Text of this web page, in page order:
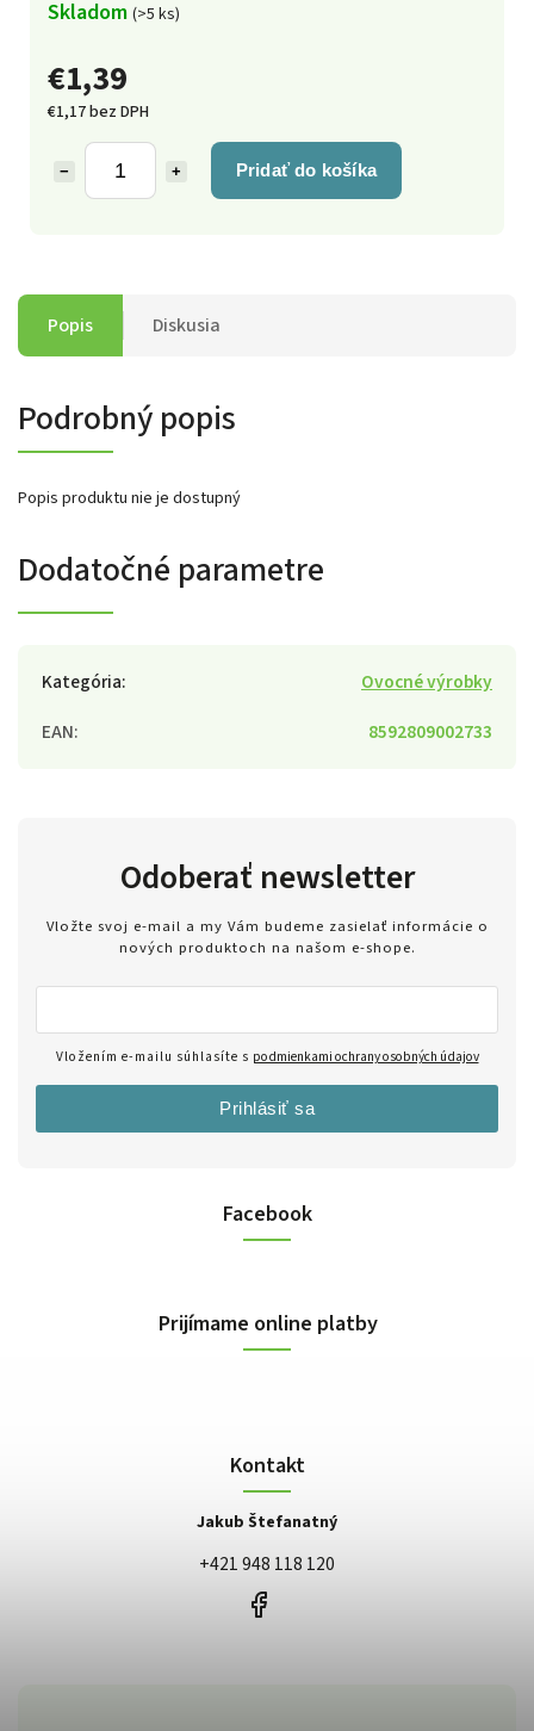
€1,39
€1,17 bez DPH
+
− Pridať do košíka
Skladom (>5 ks)
Popis Diskusia
Podrobný popis
Popis produktu nie je dostupný
Dodatočné parametre
Kategória:
Ovocné výrobky
EAN: 8592809002733
Facebook
Prijímame online platby
Kontakt
Jakub Štefanatný
+421 948 118 120
Odoberať newsletter
Vložte svoj e-mail a my Vám budeme zasielať informácie o
nových produktoch na našom e-shope.
Vložením e-mailu súhlasíte s podmienkami ochrany osobných údajov
Prihlásiť sa